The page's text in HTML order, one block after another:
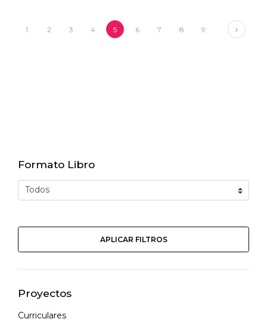
1 2 3 4 5 6 7 8 9 Next
Formato Libro
APLICAR FILTROS
Proyectos
Curriculares